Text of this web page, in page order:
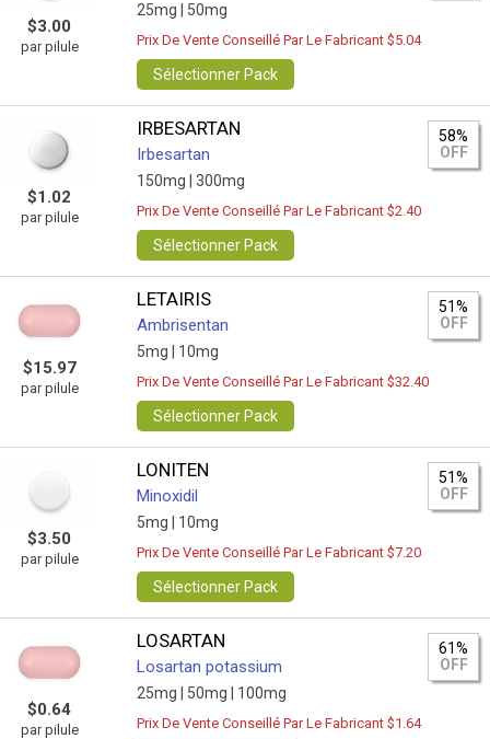
$3.00
par pilule
25mg | 50mg
Prix De Vente Conseillé Par Le Fabricant $5.04
Sélectionner Pack
$1.02
par pilule
IRBESARTAN
Irbesartan
150mg | 300mg
58%
OFF
Prix De Vente Conseillé Par Le Fabricant $2.40
Sélectionner Pack
$15.97
par pilule
LETAIRIS
Ambrisentan
5mg | 10mg
51%
OFF
Prix De Vente Conseillé Par Le Fabricant $32.40
Sélectionner Pack
$3.50
par pilule
LONITEN
Minoxidil
5mg | 10mg
51%
OFF
Prix De Vente Conseillé Par Le Fabricant $7.20
Sélectionner Pack
$0.64
par pilule
LOSARTAN
Losartan potassium
25mg | 50mg | 100mg
61%
OFF
Prix De Vente Conseillé Par Le Fabricant $1.64